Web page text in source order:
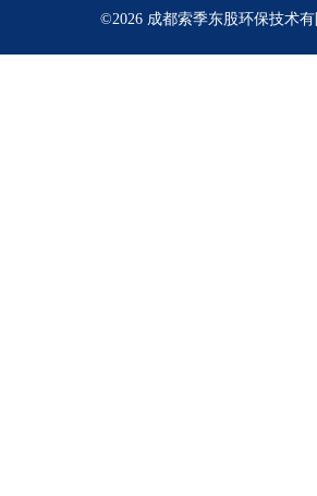
©2026 成都索季东股环保技术